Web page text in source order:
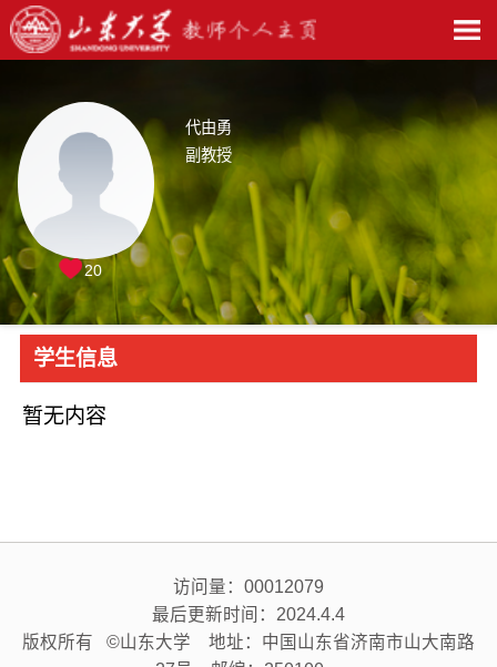
代由勇
副教授
20
学生信息
暂无内容
访问量： 00012079
最后更新时间： 2024.4.4
版权所有 ©山东大学 地址：中国山东省济南市山大南路